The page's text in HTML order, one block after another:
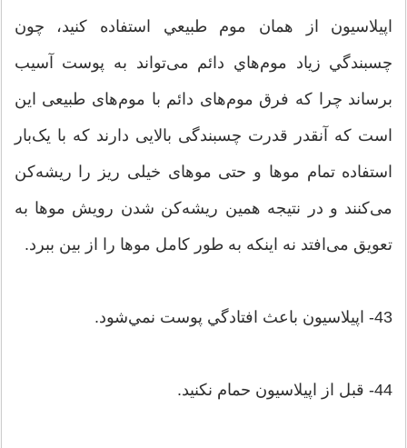
اپيلاسيون از همان موم طبيعي استفاده كنيد، چون
چسبندگي زياد موم‌هاي دائم می‌تواند به پوست‌ آسيب
برساند چرا که فرق موم‌های دائم با موم‌های طبیعی این
است که آنقدر قدرت چسبندگی بالایی دارند که با یک‌بار
استفاده تمام موها و حتی موهای خیلی ریز را ریشه‌کن
می‌کنند و در نتیجه همین ریشه‌کن شدن رویش موها به
تعویق می‌افتد نه اینکه به طور کامل موها را از بین ببرد.
43- اپيلاسيون باعث افتادگي پوست نمي‌شود.
44- قبل از اپيلاسيون حمام نكنيد.